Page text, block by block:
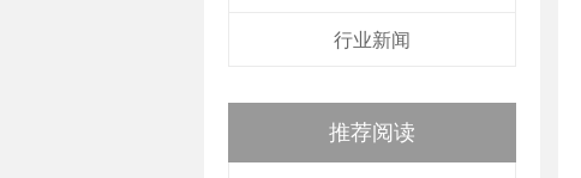
行业新闻
推荐阅读